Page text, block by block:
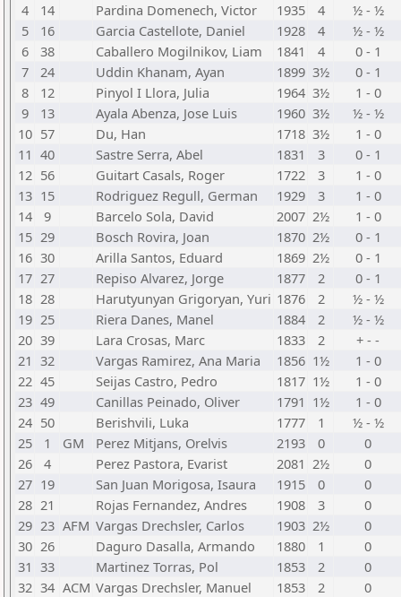
4
14 Pardina Domenech, Victor 1935 4
½ - ½
5
16 Garcia Castellote, Daniel 1928 4
½ - ½
6
38 Caballero Mogilnikov, Liam 1841 4
0 - 1
7
24 Uddin Khanam, Ayan 1899 3½
0 - 1
8
12 Pinyol I Llora, Julia 1964 3½
1 - 0
9
13 Ayala Abenza, Jose Luis 1960 3½
½ - ½
10 57 Du, Han 1718 3½
1 - 0
11 40 Sastre Serra, Abel 1831 3
0 - 1
12 56 Guitart Casals, Roger 1722 3
1 - 0
13 15 Rodriguez Regull, German 1929 3
1 - 0
14
9 Barcelo Sola, David 2007 2½
1 - 0
15 29 Bosch Rovira, Joan 1870 2½
0 - 1
16 30 Arilla Santos, Eduard 1869 2½
0 - 1
17 27 Repiso Alvarez, Jorge 1877 2
0 - 1
18 28 Harutyunyan Grigoryan, Yuri 1876 2
½ - ½
19 25 Riera Danes, Manel 1884 2
½ - ½
20 39 Lara Crosas, Marc 1833 2
+ - -
21 32 Vargas Ramirez, Ana Maria 1856 1½
1 - 0
22 45 Seijas Castro, Pedro 1817 1½
1 - 0
23 49 Canillas Peinado, Oliver 1791 1½
1 - 0
24 50 Berishvili, Luka 1777 1
½ - ½
25
1 GM Perez Mitjans, Orelvis 2193 0
0
26
4 Perez Pastora, Evarist 2081 2½
0
27 19 San Juan Morigosa, Isaura 1915 0
0
28 21 Rojas Fernandez, Andres 1908 3
0
29 23 AFM Vargas Drechsler, Carlos 1903 2½
0
30 26 Daguro Dasalla, Armando 1880 1
0
31 33 Martinez Torras, Pol 1853 2
0
32 34 ACM Vargas Drechsler, Manuel 1853 2
0